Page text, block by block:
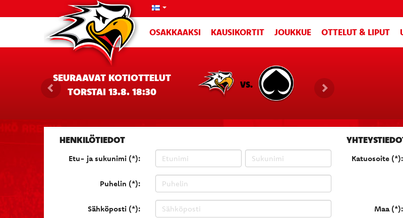
OSAKKAAKSI KAUSIKORTIT JOUKKUE OTTELUT & LIPUT
SEURAAVAT KOTIOTTELUT
TORSTAI 13.8. 18:30
VS.
HENKILÖTIEDOT
Etu- ja sukunimi (*):
Puhelin (*):
Sähköposti (*):
Katuosoite (*):
Maa (*):